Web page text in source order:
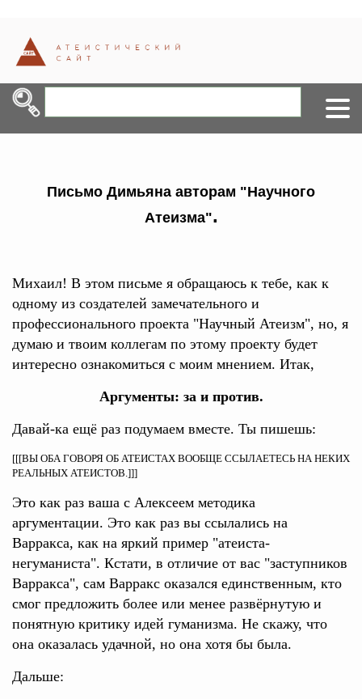
Письмо Димьяна авторам "Научного
Атеизма".
Михаил! В этом письме я обращаюсь к тебе, как к
одному из создателей замечательного и
профессионального проекта "Научный Атеизм", но, я
думаю и твоим коллегам по этому проекту будет
интересно ознакомиться с моим мнением. Итак,
Аргументы: за и против.
Давай-ка ещё раз подумаем вместе. Ты пишешь:
[[[ВЫ ОБА ГОВОРЯ ОБ АТЕИСТАХ ВООБЩЕ ССЫЛАЕТЕСЬ НА НЕКИХ
РЕАЛЬНЫХ АТЕИСТОВ.]]]
Это как раз ваша с Алексеем методика
аргументации. Это как раз вы ссылались на
Варракса, как на яркий пример "атеиста-
негуманиста". Кстати, в отличие от вас "заступников
Варракса", сам Варракс оказался единственным, кто
смог предложить более или менее развёрнутую и
понятную критику идей гуманизма. Не скажу, что
она оказалась удачной, но она хотя бы была.
Дальше: